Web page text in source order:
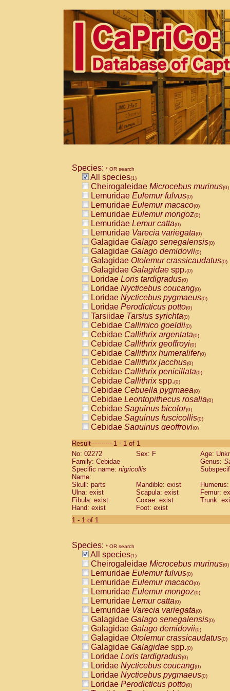
Species: * OR search
All species(1)
Cheirogaleidae Microcebus murinus(0)
Lemuridae Eulemur fulvus(0)
Lemuridae Eulemur macaco(0)
Lemuridae Eulemur mongoz(0)
Lemuridae Lemur catta(0)
Lemuridae Varecia variegata(0)
Galagidae Galago senegalensis(0)
Galagidae Galago demidovii(0)
Galagidae Otolemur crassicaudatus(0)
Galagidae Galagidae spp.(0)
Loridae Loris tardigradus(0)
Loridae Nycticebus coucang(0)
Loridae Nycticebus pygmaeus(0)
Loridae Perodicticus potto(0)
Tarsiidae Tarsius syrichta(0)
Cebidae Callimico goeldii(0)
Cebidae Callithrix argentata(0)
Cebidae Callithrix geoffroyi(0)
Cebidae Callithrix humeralifer(0)
Cebidae Callithrix jacchus(0)
Cebidae Callithrix penicillata(0)
Cebidae Callithrixspp.(0)
Cebidae Cebuella pygmaea(0)
Cebidae Leontopithecus rosalia(0)
Cebidae Saguinus bicolor(0)
Cebidae Saguinus fuscicollis(0)
Cebidae Saguinus geoffroyi(0)
CebidaeSaguinus labiatus(0)
Cebidae Saguinus leucopus (0)
Cebidae
CebidaeSaguinus mystax
Cebidae Saguinus nigricollis (1)
Cebidae Saguinus oedipus
Cebidae Saguinus weddelli
Cebidae Saguinusspp.
Cebidae
CebidaeCebus capucinus
CebidaeCebus nigrivittatus
CebidaeCebus spp.(0)
CebidaeSaimiri boliviensis(0)
CebidaeSaimiri sciureus(0)
AtelidaeAlouatta caraya(0)
AtelidaeAlouatta fusca(0)
AtelidaeAlouatta seniculus(0)
AtelidaeAlouattaspp.(0)
AtelidaeAteles belzebuth(0)
AtelidaeAteles geoffroyi(0)
AtelidaeAteles paniscus(0)
AtelidaeAtelesspp.(0)
AtelidaeLagothrix lagothricha(0)
AtelidaeLagothrix lagothricha cana
PitheciidaeCacajao calvus
Result-----------1 - 1 of 1
No: 02272
Sex: F
Age:
Family: Cebidae
Genus:
Specific name: nigricollis
Name:
Skull: parts
Mandible: exist
Ulna: exist
Scapula: exist
Femur:
Fibula: exist
Coxae: exist
Trunk:
Hand: exist
Foot: exist
1 - 1 of 1
Species: * OR search
All species(1)
Cheirogaleidae Microcebus murinus(0)
Lemuridae Eulemur fulvus(0)
Lemuridae Eulemur macaco(0)
Lemuridae Eulemur mongoz(0)
Lemuridae Lemur catta(0)
Lemuridae Varecia variegata(0)
Galagidae Galago senegalensis(0)
Galagidae Galago demidovii(0)
Galagidae Otolemur crassicaudatus(0)
Galagidae Galagidae spp.(0)
Loridae Loris tardigradus(0)
Loridae Nycticebus coucang(0)
Loridae Nycticebus pygmaeus(0)
Loridae Perodicticus potto(0)